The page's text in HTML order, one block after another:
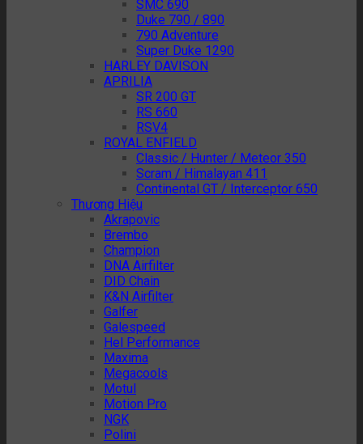
SMC 690
Duke 790 / 890
790 Adventure
Super Duke 1290
HARLEY DAVISON
APRILIA
SR 200 GT
RS 660
RSV4
ROYAL ENFIELD
Classic / Hunter / Meteor 350
Scram / Himalayan 411
Continental GT / Interceptor 650
Thương Hiệu
Akrapovic
Brembo
Champion
DNA Airfilter
DID Chain
K&N Airfilter
Galfer
Galespeed
Hel Performance
Maxima
Megacools
Motul
Motion Pro
NGK
Polini